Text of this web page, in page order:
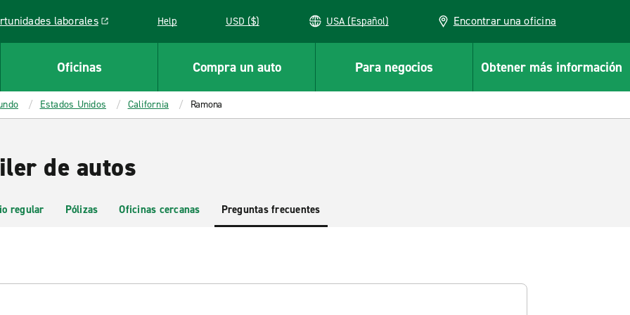
laborales
in a new window Help USD ($) USA (Español) Encontrar una oficina
Oficinas Compra un auto Para negocios Obtener más información
Estados Unidos California Ramona
de autos
regular Pólizas Oficinas cercanas Preguntas frecuentes